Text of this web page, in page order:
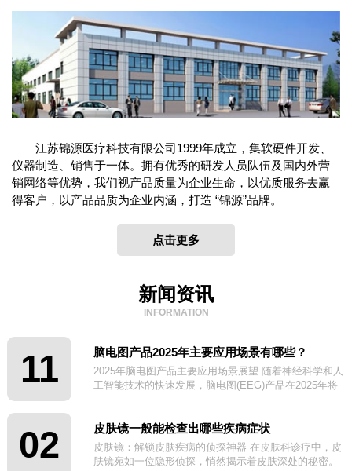
江苏锦源医疗科技有限公司1999年成立，集软硬件开发、
仪器制造、销售于一体。拥有优秀的研发人员队伍及国内外营
销网络等优势，我们视产品质量为企业生命，以优质服务去赢
得客户，以产品品质为企业内涵，打造 “锦源”品牌。
点击更多
新闻资讯
INFORMATION
11 脑电图产品2025年主要应用场景有哪些？
2025年脑电图产品主要应用场景展望 随着神经科学和人
工智能技术的快速发展，脑电图(EEG)产品在2025年将
02 皮肤镜一般能检查出哪些疾病症状
皮肤镜：解锁皮肤疾病的侦探神器 在皮肤科诊疗中，皮
肤镜宛如一位隐形侦探，悄然揭示着皮肤深处的秘密。